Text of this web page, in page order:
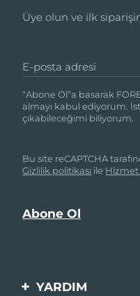
Üye olun ve ilk
E-posta adresi
“Abone Ol”a basarak
almayı kabul ediyorum.
çıkabileceğimi biliyorum.
Bu site reCAPTCHA
Gizlilik politikası ile Hizmet
YARDIM